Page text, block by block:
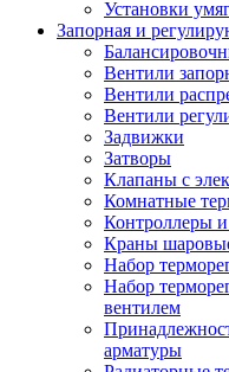
Установки
Запорная и
Вентили
Вентили
Вентили
Задвижки
Затворы
Клапаны с
Комнатные
Контроллеры и
Краны
Набор
Набор
вентилем
арматуры